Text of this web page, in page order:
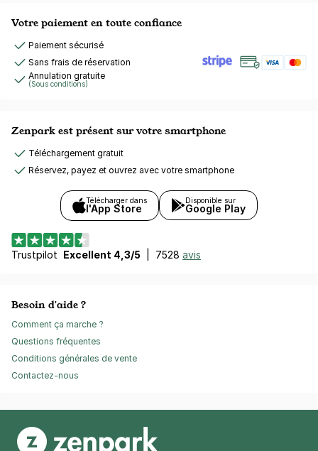
Votre paiement en toute confiance
Paiement sécurisé
Sans frais de réservation
Annulation gratuite
(Sous conditions)
Zenpark est présent sur votre smartphone
Téléchargement gratuit
Réservez, payez et ouvrez avec votre smartphone
Télécharger dans
l'App Store
Disponible sur
Google Play
Trustpilot Excellent 4,3/5 7528 avis
Besoin d'aide ?
Comment ça marche ?
Questions fréquentes
Conditions générales de vente
Contactez-nous